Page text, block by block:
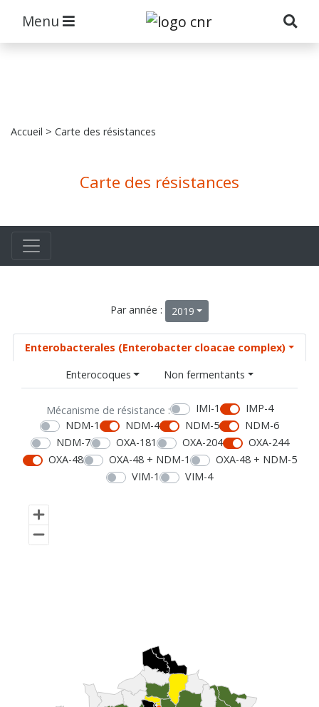
Menu
Accueil > Carte des résistances
Carte des résistances
Par année : 2019
Enterobacterales (Enterobacter cloacae complex)
Enterocoques
Non fermentants
Mécanisme de résistance : IMI-1
IMP-4
NDM-1
NDM-4 NDM-5
NDM-6
NDM-7
OXA-181 OXA-204
OXA-244
OXA-48
OXA-48 + NDM-1
OXA-48 + NDM-5
VIM-1
VIM-4